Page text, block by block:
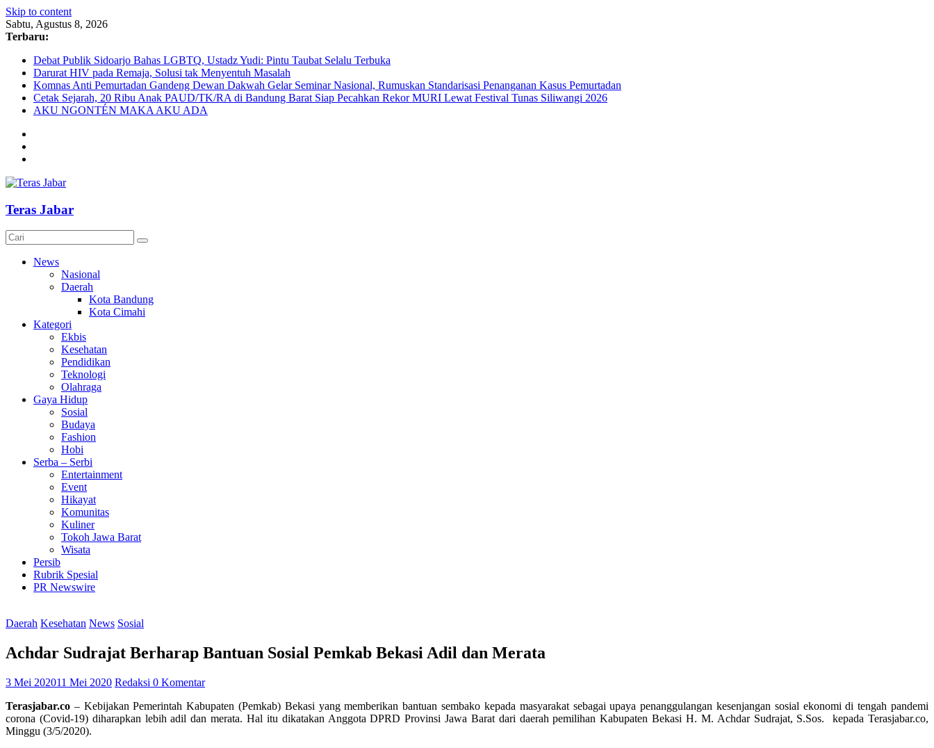
Skip to content
Sabtu, Agustus 8, 2026
Terbaru:
Debat Publik Sidoarjo Bahas LGBTQ, Ustadz Yudi: Pintu Taubat Selalu Terbuka
Darurat HIV pada Remaja, Solusi tak Menyentuh Masalah
Komnas Anti Pemurtadan Gandeng Dewan Dakwah Gelar Seminar Nasional, Rumuskan Standarisasi Penanganan Kasus Pemurtadan
Cetak Sejarah, 20 Ribu Anak PAUD/TK/RA di Bandung Barat Siap Pecahkan Rekor MURI Lewat Festival Tunas Siliwangi 2026
AKU NGONTÉN MAKA AKU ADA
Teras Jabar
News
Nasional
Daerah
Kota Bandung
Kota Cimahi
Kategori
Ekbis
Kesehatan
Pendidikan
Teknologi
Olahraga
Gaya Hidup
Sosial
Budaya
Fashion
Hobi
Serba – Serbi
Entertainment
Event
Hikayat
Komunitas
Kuliner
Tokoh Jawa Barat
Wisata
Persib
Rubrik Spesial
PR Newswire
Daerah Kesehatan News Sosial
Achdar Sudrajat Berharap Bantuan Sosial Pemkab Bekasi Adil dan Merata
3 Mei 202011 Mei 2020 Redaksi 0 Komentar
Terasjabar.co – Kebijakan Pemerintah Kabupaten (Pemkab) Bekasi yang memberikan bantuan sembako kepada masyarakat sebagai upaya penanggulangan kesenjangan sosial ekonomi di tengah pandemi
corona (Covid-19) diharapkan lebih adil dan merata. Hal itu dikatakan Anggota DPRD Provinsi Jawa Barat dari daerah pemilihan Kabupaten Bekasi H. M. Achdar Sudrajat, S.Sos. kepada Terasjabar.co,
Minggu (3/5/2020).